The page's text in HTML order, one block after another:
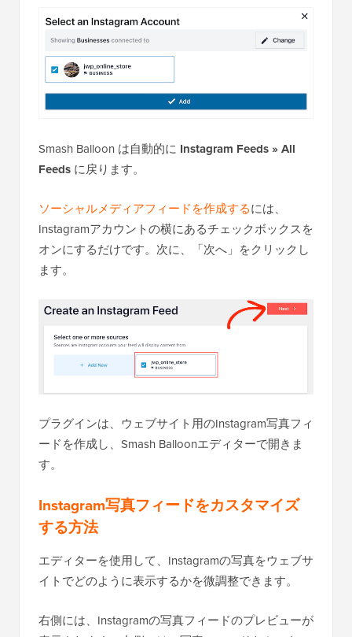
Smash Balloon は自動的に Instagram Feeds » All
Feeds に戻ります。
ソーシャルメディアフィードを作成するには、
Instagramアカウントの横にあるチェックボックスを
オンにするだけです。次に、「次へ」をクリックし
ます。
プラグインは、ウェブサイト用のInstagram写真フィ
ードを作成し、Smash Balloonエディターで開きま
す。
Instagram写真フィードをカスタマイズ
する方法
エディターを使用して、Instagramの写真をウェブサ
イトでどのように表示するかを微調整できます。
右側には、Instagramの写真フィードのプレビューが